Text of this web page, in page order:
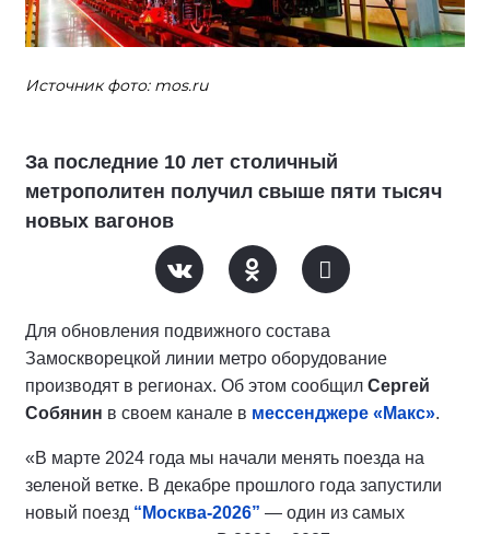
Источник фото: mos.ru
За последние 10 лет столичный
метрополитен получил свыше пяти тысяч
новых вагонов
Для обновления подвижного состава
Замоскворецкой линии метро оборудование
производят в регионах. Об этом сообщил Сергей
Собянин в своем канале в мессенджере «Макс».
«В марте 2024 года мы начали менять поезда на
зеленой ветке. В декабре прошлого года запустили
новый поезд “Москва-2026” — один из самых